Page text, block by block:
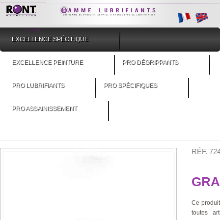
EXCELLENCE SPÉCIFIQUE
EXCELLENCE PEINTURE PRO DÉGRIPPANTS
PRO LUBRIFIANTS PRO SPÉCIFIQUES
PRO ASSAINISSEMENT
RÉF.
Ce
toutes